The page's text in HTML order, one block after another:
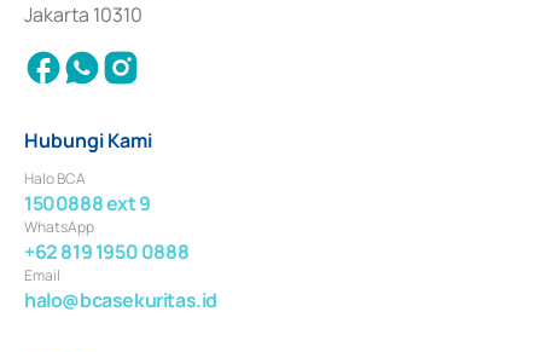
Jakarta 10310
Hubungi Kami
Halo BCA
1500888 ext 9
WhatsApp
+62 819 1950 0888
Email
halo@bcasekuritas.id